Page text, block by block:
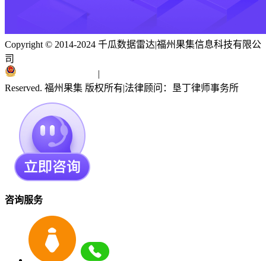
Copyright © 2014-2024 千瓜数据雷达|福州果集信息科技有限公
司
|
Reserved. 福州果集 版权所有|法律顾问：垦丁律师事务所
咨询服务